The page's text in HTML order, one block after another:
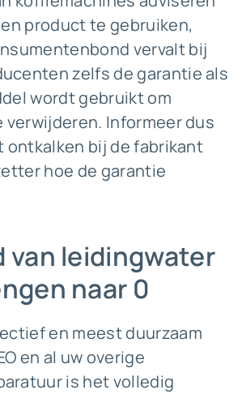
product te gebruiken,
vervalt bij
zelfs de garantie als
wordt gebruikt om
verwijderen. Informeer dus
ontkalken bij de fabrikant
hoe de garantie
van leidingwater
naar 0
en meest duurzaam
en al uw overige
is het volledig